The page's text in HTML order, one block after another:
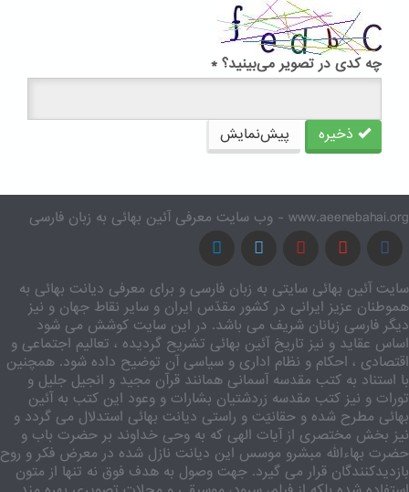
چه کدی در تصویر می‌بینید؟ *
ذخیره پیش‌نمایش
www.aeenebahai.org - وب سایت معرفی آئین بهائی به زبان فارسی
سایت آئین بهائی سایتی به زبان فارسی و برای معرفی دیانت بهائی به
هموطنان عزیز ایرانی در کشور مقدّس ایران و سایر نقاط جهان و نیز
دیگر فارسی زبانان شریف می باشد. در این سایت کوشش می شود
اساس عقاید و نیز تاریخ آئین بهائی تشریح گردیده ، تعالیم اجتماعی و
اقتصادی ، احکام و نظام اداری و سیاسی آن توضیح داده شود. همچنین
با استناد به کتب مقدسه آسمانی همانند قرآن مجید و انجیل جلیل و
تورات و نیز کتب مقدسه زردشتیان بشارات و وعود این کتب به آئین
بهائی مطرح شده و حقانیّت و راستی دیانت بهائی استدلال می گردد و
نیز بخش مختصری از آیات الهی که به وحی خداوند بر حضرت باب و
حضرت بهاءالله مبشرو موسس این دیانت نازل شده در معرض فکر و روح
بازدیدکنندگان قرار می گیرد. جهت وصول به هدف فوق نه تنها از متون